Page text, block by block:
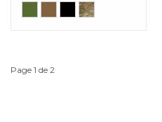
Page 1 de 2